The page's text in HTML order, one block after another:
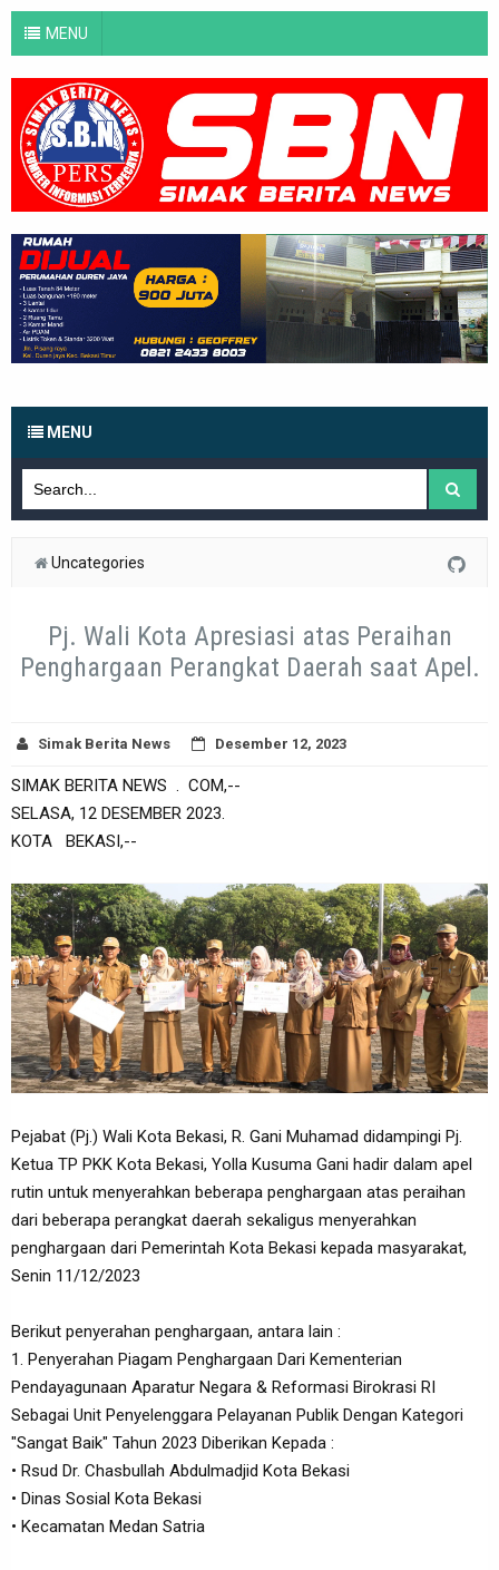
MENU
MENU
Uncategories
Pj. Wali Kota Apresiasi atas Peraihan
Penghargaan Perangkat Daerah saat Apel.
Simak Berita News Desember 12, 2023
SIMAK BERITA NEWS . COM,--
SELASA, 12 DESEMBER 2023.
KOTA BEKASI,--
Pejabat (Pj.) Wali Kota Bekasi, R. Gani Muhamad didampingi Pj.
Ketua TP PKK Kota Bekasi, Yolla Kusuma Gani hadir dalam apel
rutin untuk menyerahkan beberapa penghargaan atas peraihan
dari beberapa perangkat daerah sekaligus menyerahkan
penghargaan dari Pemerintah Kota Bekasi kepada masyarakat,
Senin 11/12/2023
Berikut penyerahan penghargaan, antara lain :
1. Penyerahan Piagam Penghargaan Dari Kementerian
Pendayagunaan Aparatur Negara & Reformasi Birokrasi RI
Sebagai Unit Penyelenggara Pelayanan Publik Dengan Kategori
"Sangat Baik" Tahun 2023 Diberikan Kepada :
• Rsud Dr. Chasbullah Abdulmadjid Kota Bekasi
• Dinas Sosial Kota Bekasi
• Kecamatan Medan Satria